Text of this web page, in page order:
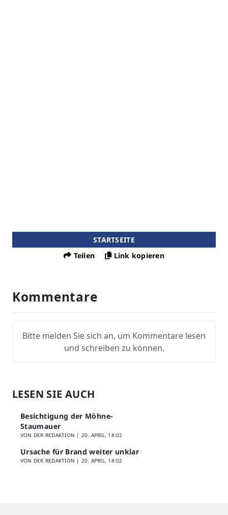
STARTSEITE
Teilen
Link kopieren
Kommentare
Bitte melden Sie sich an, um Kommentare lesen
und schreiben zu können.
LESEN SIE AUCH
Besichtigung der Möhne-
Staumauer
VON DER REDAKTION | 20. APRIL, 18:02
Ursache für Brand weiter unklar
VON DER REDAKTION | 20. APRIL, 18:02